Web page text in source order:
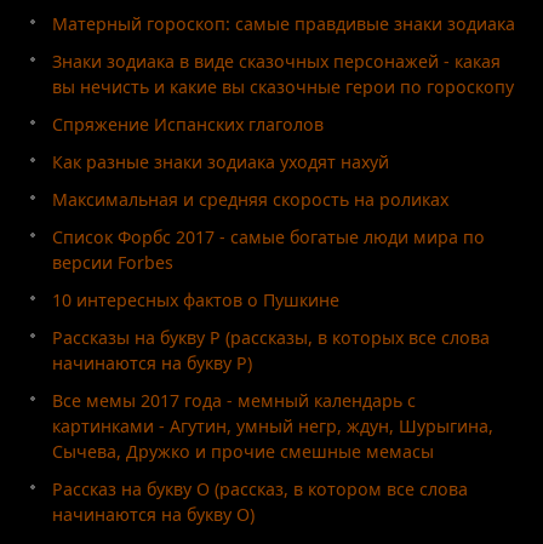
Матерный гороскоп: самые правдивые знаки зодиака
Знаки зодиака в виде сказочных персонажей - какая
вы нечисть и какие вы сказочные герои по гороскопу
Спряжение Испанских глаголов
Как разные знаки зодиака уходят нахуй
Максимальная и средняя скорость на роликах
Список Форбс 2017 - самые богатые люди мира по
версии Forbes
10 интересных фактов о Пушкине
Рассказы на букву Р (рассказы, в которых все слова
начинаются на букву Р)
Все мемы 2017 года - мемный календарь с
картинками - Агутин, умный негр, ждун, Шурыгина,
Сычева, Дружко и прочие смешные мемасы
Рассказ на букву О (рассказ, в котором все слова
начинаются на букву О)